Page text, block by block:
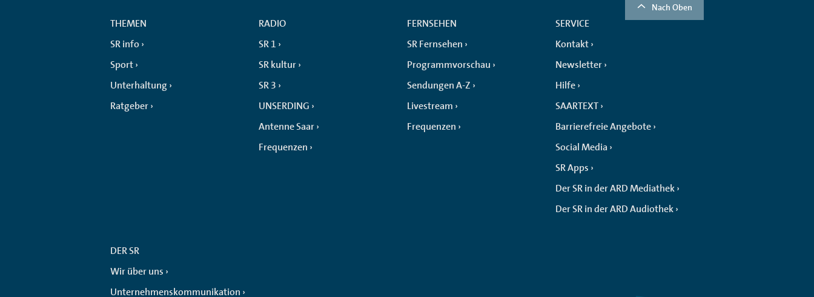
Nach Oben
THEMEN
SR info
Sport
Unterhaltung
Ratgeber
RADIO
SR 1
SR kultur
SR 3
UNSERDING
Antenne Saar
Frequenzen
FERNSEHEN
SR Fernsehen
Programmvorschau
Sendungen A-Z
Livestream
Frequenzen
SERVICE
Kontakt
Newsletter
Hilfe
SAARTEXT
Barrierefreie Angebote
Social Media
SR Apps
Der SR in der ARD Mediathek
Der SR in der ARD Audiothek
DER SR
Wir über uns
Unternehmenskommunikation